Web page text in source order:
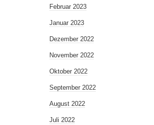
Februar 2023
Januar 2023
Dezember 2022
November 2022
Oktober 2022
September 2022
August 2022
Juli 2022